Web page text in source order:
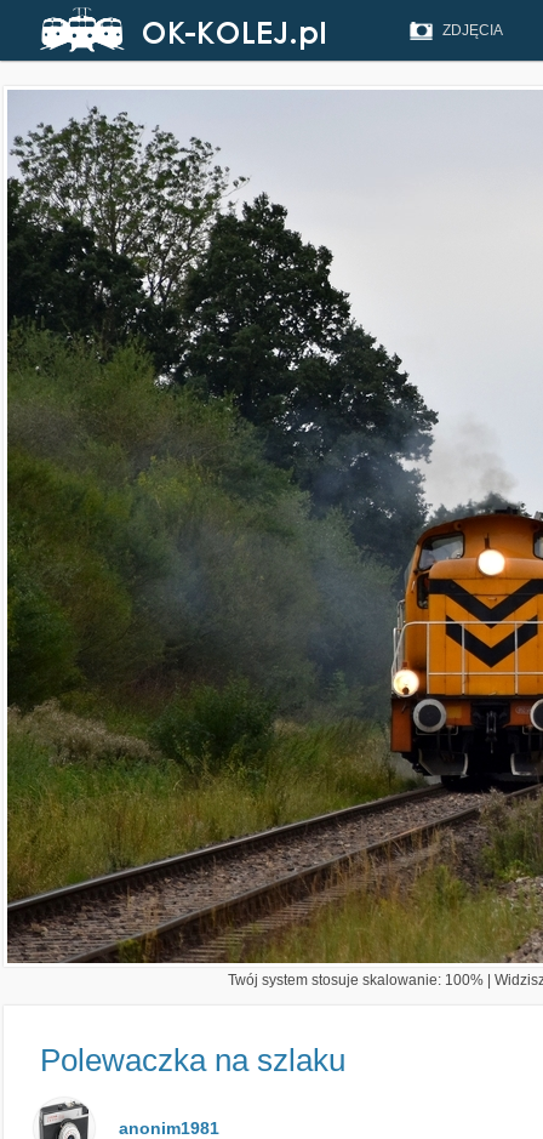
ZDJĘCIA
Twój system stosuje skalowanie: 100% |
Polewaczka na szlaku
anonim1981